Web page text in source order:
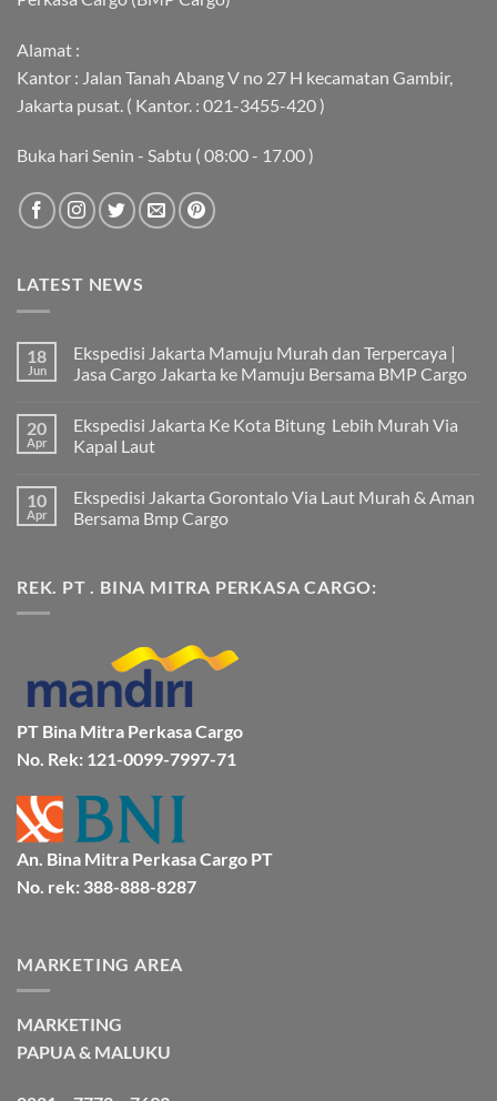
Alamat :
Kantor : Jalan Tanah Abang V no 27 H kecamatan Gambir,
Jakarta pusat. ( Kantor. : 021-3455-420 )
Buka hari Senin - Sabtu ( 08:00 - 17.00 )
LATEST NEWS
18
Jun
Ekspedisi Jakarta Mamuju Murah dan Terpercaya |
Jasa Cargo Jakarta ke Mamuju Bersama BMP Cargo
komentar
pada
Ekspedisi
Murah
dan
Terpercaya
Jakarta
ke
20
Apr
Ekspedisi Jakarta Ke Kota Bitung Lebih Murah Via
Kapal Laut
komentar
pada
Ekspedisi
Bitung
Lebih
10
Apr
Ekspedisi Jakarta Gorontalo Via Laut Murah & Aman
Bersama Bmp Cargo
pada
Ekspedisi
&
Aman
Bersama
Bmp
Cargo
REK. PT . BINA MITRA PERKASA CARGO:
PT Bina Mitra Perkasa Cargo
No. Rek: 121-0099-7997-71
An. Bina Mitra Perkasa Cargo PT
No. rek: 388-888-8287
MARKETING AREA
MARKETING
PAPUA & MALUKU